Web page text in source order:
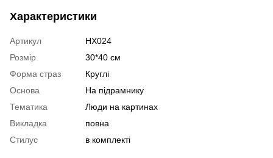
Характеристики
Артикул
HX024
Розмір
30*40 см
Форма страз
Круглі
Основа
На підрамнику
Тематика
Люди на картинах
Викладка
повна
Стилус
в комплекті